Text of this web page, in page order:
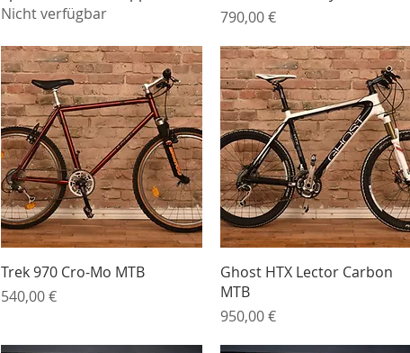
Nicht verfügbar
Preis
790,00 €
Schnellansicht
Trek 970 Cro-Mo MTB
Preis
540,00 €
Schnellansicht
Ghost HTX Lector Carbon
MTB
Preis
950,00 €